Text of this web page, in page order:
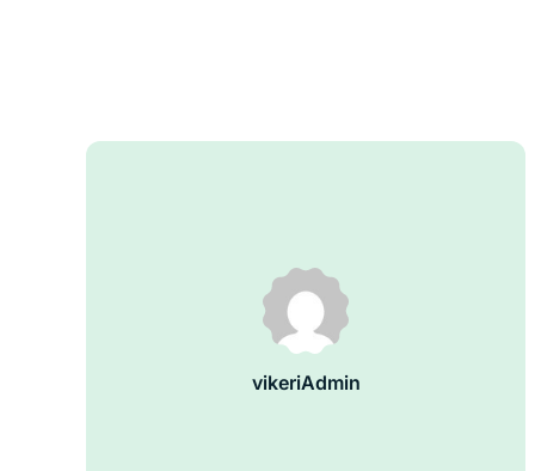
vikeriAdmin